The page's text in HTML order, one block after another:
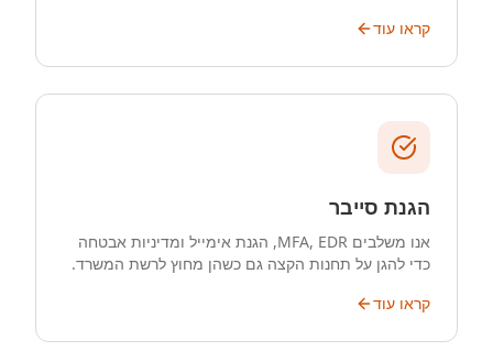
קראו עוד
הגנת סייבר
אנו משלבים MFA, EDR, הגנת אימייל ומדיניות אבטחה
כדי להגן על תחנות הקצה גם כשהן מחוץ לרשת המשרד.
קראו עוד